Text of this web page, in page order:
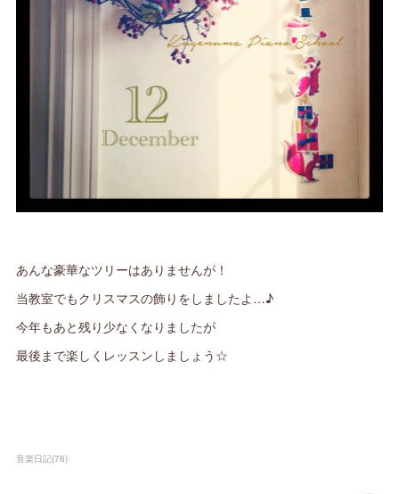
あんな豪華なツリーはありませんが！
当教室でもクリスマスの飾りをしましたよ…♪
今年もあと残り少なくなりましたが
最後まで楽しくレッスンしましょう☆
音楽日記(76)